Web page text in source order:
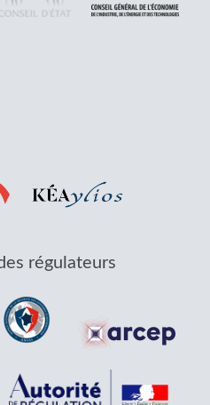
régulateurs